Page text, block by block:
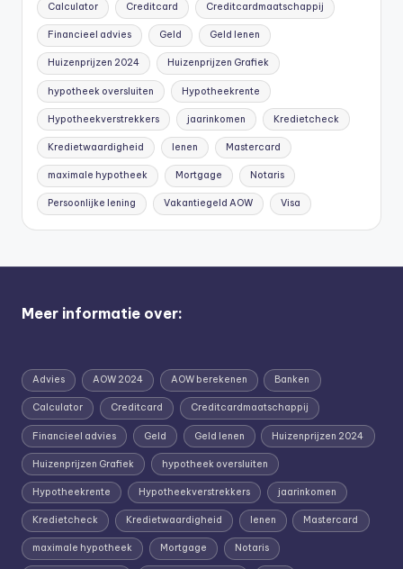
Calculator Creditcard Creditcardmaatschappij
Financieel advies Geld Geld lenen
Huizenprijzen 2024 Huizenprijzen Grafiek
hypotheek oversluiten Hypotheekrente
Hypotheekverstrekkers jaarinkomen Kredietcheck
Kredietwaardigheid lenen Mastercard
maximale hypotheek Mortgage Notaris
Persoonlijke lening Vakantiegeld AOW Visa
Meer informatie over:
Advies AOW 2024 AOW berekenen Banken
Calculator Creditcard Creditcardmaatschappij
Financieel advies Geld Geld lenen Huizenprijzen 2024
Huizenprijzen Grafiek hypotheek oversluiten
Hypotheekrente Hypotheekverstrekkers jaarinkomen
Kredietcheck Kredietwaardigheid lenen Mastercard
maximale hypotheek Mortgage Notaris